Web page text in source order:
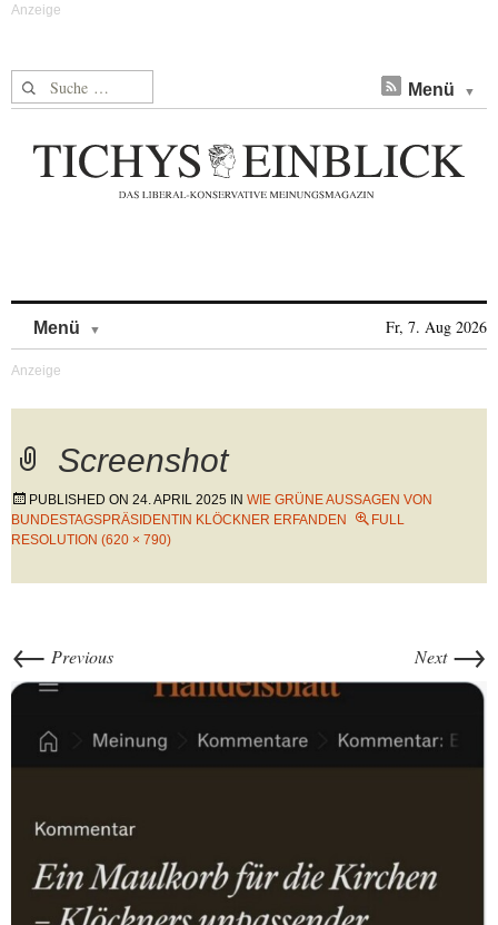
Suche nach: Menü
Menü Fr, 7. Aug 2026
Screenshot
PUBLISHED ON 24. APRIL 2025 IN WIE GRÜNE AUSSAGEN VON
BUNDESTAGSPRÄSIDENTIN KLÖCKNER ERFANDEN
FULL
RESOLUTION (620 × 790)
← Previous Next →